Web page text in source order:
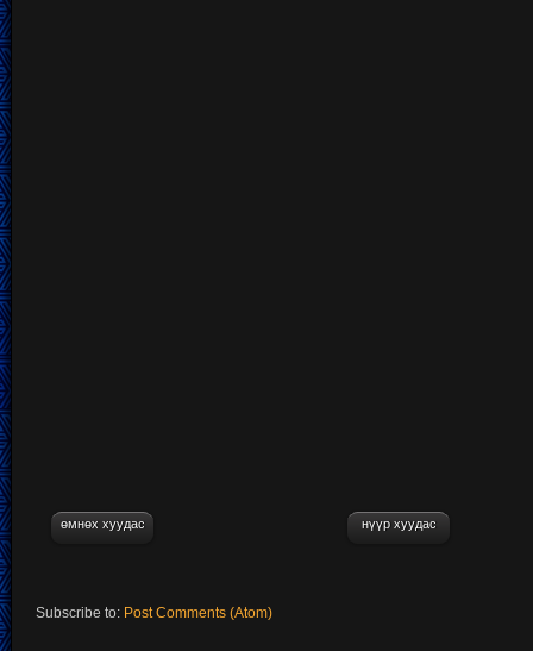
өмнөх хуудас нүүр хуудас
Subscribe to: Post Comments (Atom)